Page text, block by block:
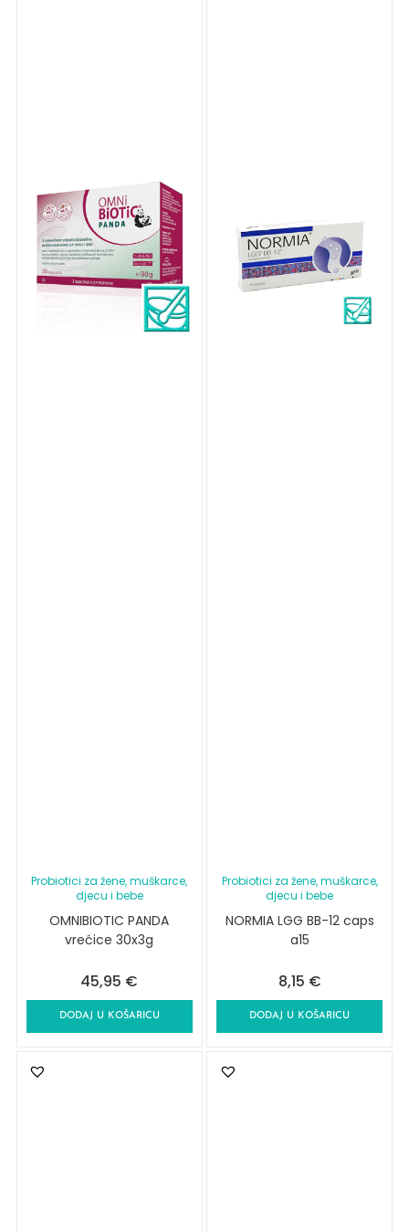
Probiotici za žene, muškarce,
djecu i bebe
OMNIBIOTIC PANDA
vrećice 30x3g
45,95 €
DODAJ U KOŠARICU
Probiotici za žene, muškarce,
djecu i bebe
NORMIA LGG BB-12 caps
a15
8,15 €
DODAJ U KOŠARICU